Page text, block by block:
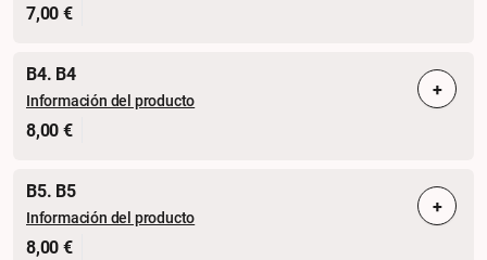
7,00 €
B4. B4
Información del producto
8,00 €
+
B5. B5
Información del producto
8,00 €
+